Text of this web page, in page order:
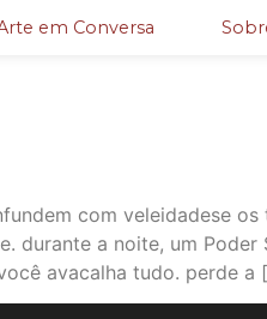
em Conversa
com veleidadese
durante a noite, um
avacalha tudo. perde a